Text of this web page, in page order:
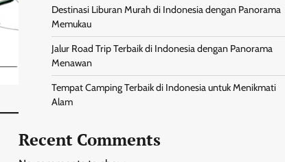
Destinasi Liburan Murah di Indonesia dengan Panorama
Memukau
Jalur Road Trip Terbaik di Indonesia dengan Panorama
Menawan
Tempat Camping Terbaik di Indonesia untuk Menikmati
Alam
Recent Comments